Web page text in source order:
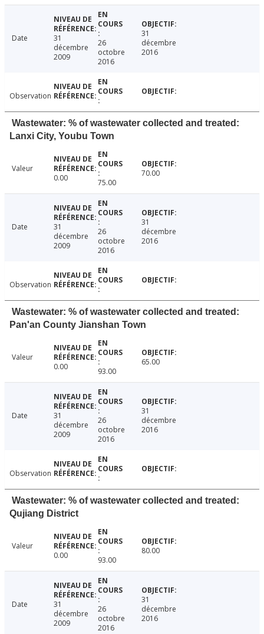
Date
31
décembre
2009
26
octobre
2016
31
décembre
2016
Observation
Wastewater: % of wastewater collected and treated:
Lanxi City, Youbu Town
Valeur
0.00
75.00
70.00
Date
31
décembre
2009
26
octobre
2016
31
décembre
2016
Observation
Wastewater: % of wastewater collected and treated:
Pan'an County Jianshan Town
Valeur
0.00
93.00
65.00
Date
31
décembre
2009
26
octobre
2016
31
décembre
2016
Observation
Wastewater: % of wastewater collected and treated:
Qujiang District
Valeur
0.00
93.00
80.00
Date
31
décembre
2009
26
octobre
2016
31
décembre
2016